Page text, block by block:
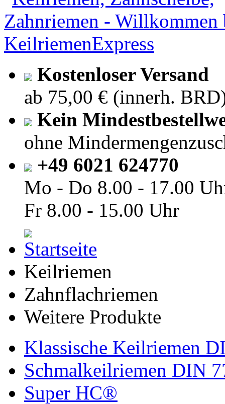
Kostenloser Versand
ab 75,00 € (innerh.
Kein
ohne
+49 6021 624770
Mo - Do 8.00 - 17.00
Fr 8.00 - 15.00 Uhr
Keilriemen
Zahnflachriemen
Weitere Produkte
Klassische Keilriemen
Schmalkeilriemen DIN
Super HC®